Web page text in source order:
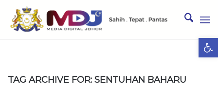
TAG ARCHIVE FOR: SENTUHAN BAHARU